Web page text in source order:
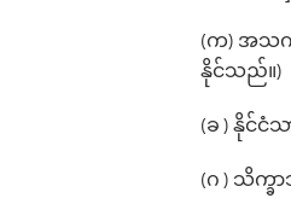
(က) အသက်
နိုင်သည်။)
(ခ ) နိုင်ငံသ
(ဂ ) သိက္ခ